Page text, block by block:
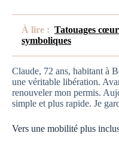
À lire : Tatouages
symboliques
Claude, 72 ans, habitant à
une véritable libération.
renouveler mon permis.
simple et plus rapide. Je
Vers une mobilité plus